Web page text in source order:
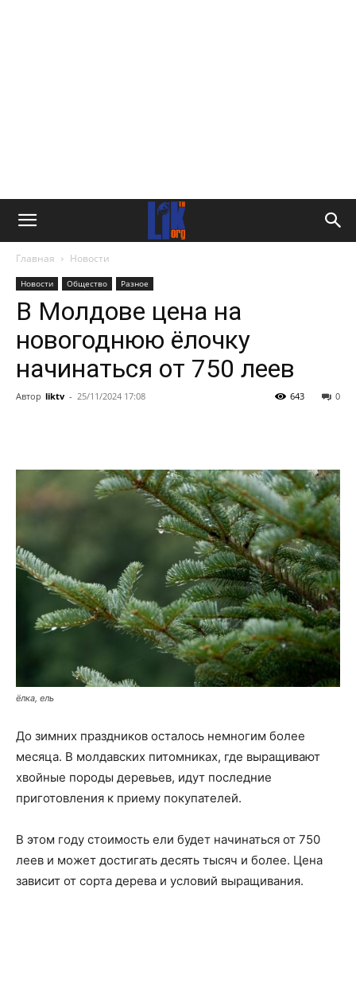
Главная Новости
Новости Общество Разное
В Молдове цена на
новогоднюю ёлочку
начинаться от 750 леев
Автор liktv - 25/11/2024 17:08 0
643
ёлка, ель
До зимних праздников осталось немногим более
месяца. В молдавских питомниках, где выращивают
хвойные породы деревьев, идут последние
приготовления к приему покупателей.
В этом году стоимость ели будет начинаться от 750
леев и может достигать десять тысяч и более. Цена
зависит от сорта дерева и условий выращивания.